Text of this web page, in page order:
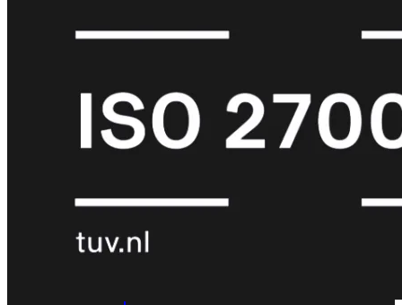
FortiCare
EssentialsFortiCare
Premium
FortiCare
Elite FortiCare
RMA